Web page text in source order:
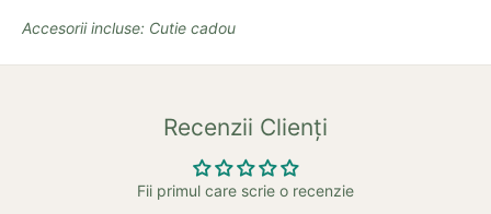
Accesorii incluse: Cutie cadou
Recenzii Clienți
Fii primul care scrie o recenzie